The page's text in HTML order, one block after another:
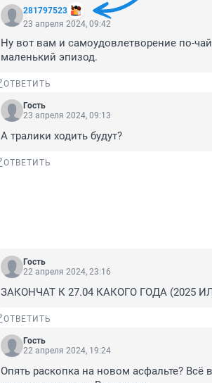
281797523
23 апреля 2024, 09:42
Ну вот вам и самоудовлетворение по-
маленький эпизод.
ОТВЕТИТЬ
Гость
23 апреля 2024, 09:13
А тралики ходить будут?
ОТВЕТИТЬ
Гость
22 апреля 2024, 23:16
ЗАКОНЧАТ К 27.04 КАКОГО ГОДА (2025
ОТВЕТИТЬ
Гость
22 апреля 2024, 19:24
Опять раскопка на новом асфальте? Всё